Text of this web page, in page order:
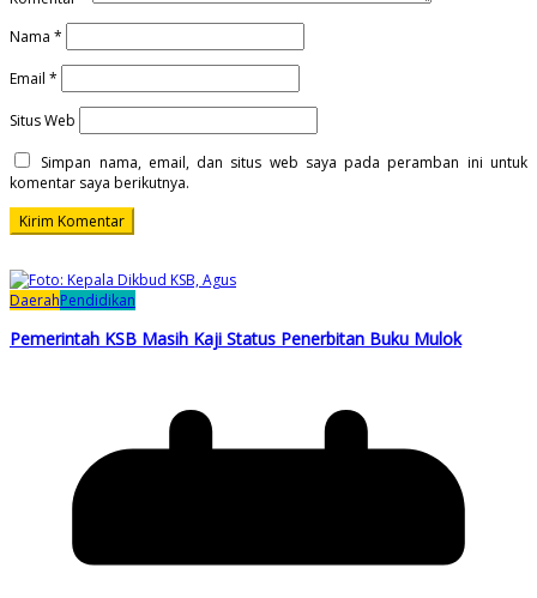
Nama *
Email *
Situs Web
Simpan nama, email, dan situs web saya pada peramban ini untuk
komentar saya berikutnya.
DaerahPendidikan
Pemerintah KSB Masih Kaji Status Penerbitan Buku Mulok